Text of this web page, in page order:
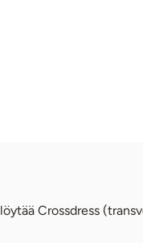
Crossdress